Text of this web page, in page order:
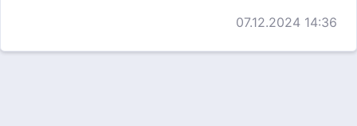
07.12.2024 14:36